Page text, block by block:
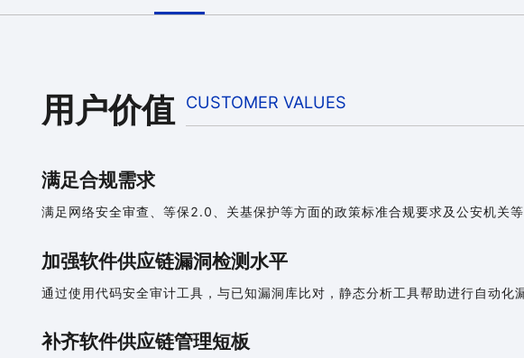
用户价值 CUSTOMER VALUES
满足合规需求
满足网络安全审查、等保2.0、关基保护等方面的政策标准合规要求及公安机关
加强软件供应链漏洞检测水平
通过使用代码安全审计工具，与已知漏洞库比对，静态分析工具帮助进行自动化
补齐软件供应链管理短板